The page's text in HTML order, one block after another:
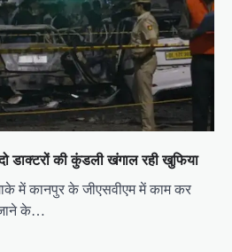
की कुंडली खंगाल रही खुफिया
में कानपुर के जीएसवीएम में काम कर
के…